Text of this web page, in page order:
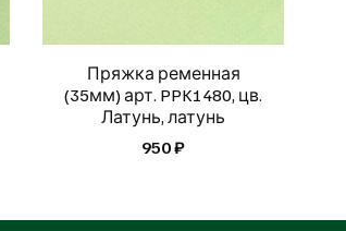
Пряжка ременная
(35мм) арт. PPK1480, цв.
Латунь, латунь
950 ₽